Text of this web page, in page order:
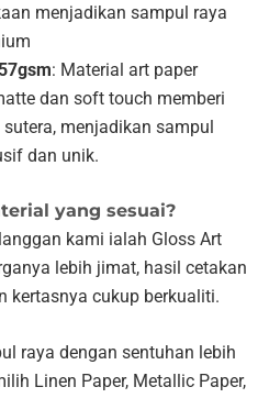
menjadikan sampul raya
: Material art paper
dan soft touch memberi
menjadikan sampul
dan unik.
yang sesuai?
kami ialah Gloss Art
lebih jimat, hasil cetakan
kertasnya cukup berkualiti.
raya dengan sentuhan lebih
Linen Paper, Metallic Paper,